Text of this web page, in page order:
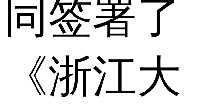
同签署了
《浙江大